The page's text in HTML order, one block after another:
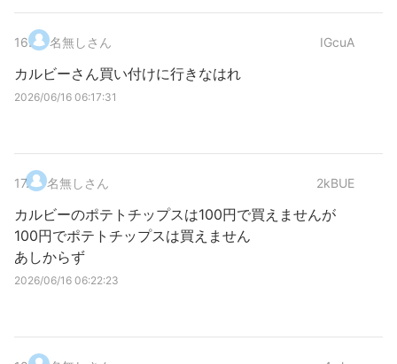
16. 名無しさん IGcuA
カルビーさん買い付けに行きなはれ
2026/06/16 06:17:31
17. 名無しさん 2kBUE
カルビーのポテトチップスは100円で買えませんが
100円でポテトチップスは買えません
あしからず
2026/06/16 06:22:23